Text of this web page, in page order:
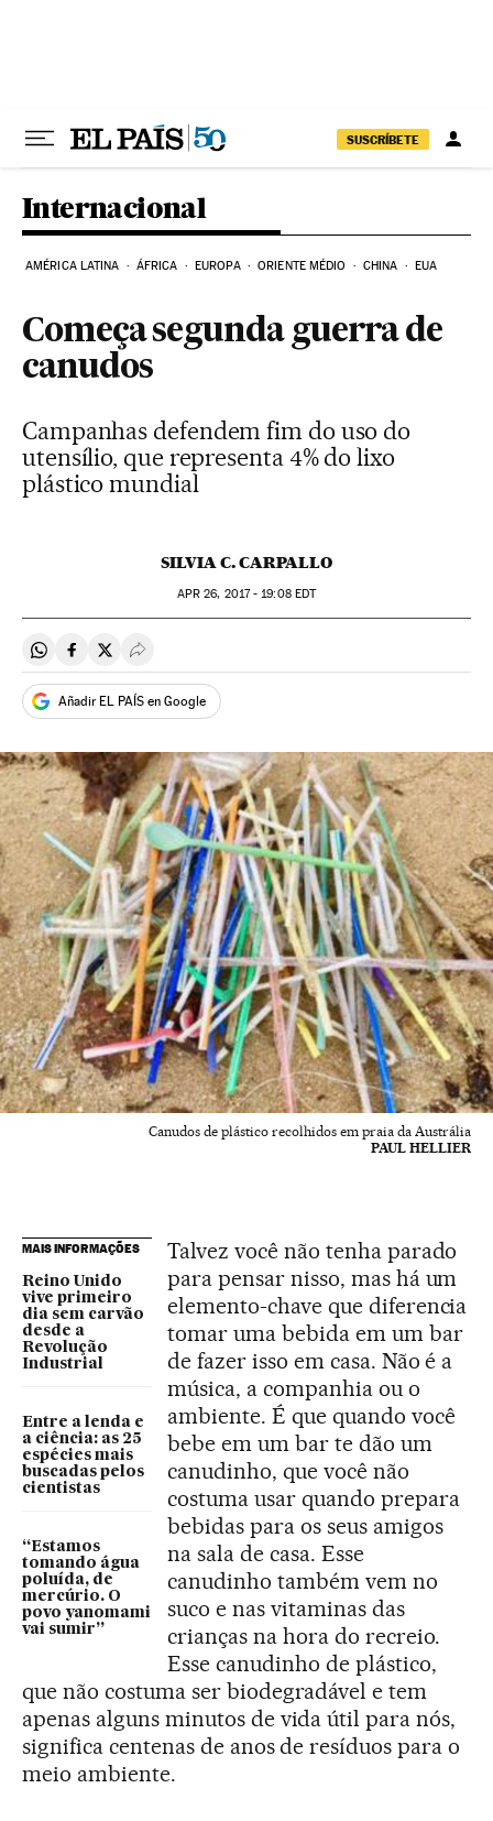
SUSCRÍBETE
Internacional
AMÉRICA LATINA ÁFRICA EUROPA ORIENTE MÉDIO CHINA EUA
Começa segunda guerra de
canudos
Campanhas defendem fim do uso do
utensílio, que representa 4% do lixo
plástico mundial
SILVIA C. CARPALLO
APR 26, 2017 - 19:08EDT
Compartir en Whatsapp
Compartir en Facebook
Compartir en Twitter
Desplegar Redes Sociales
Añadir EL PAÍS en Google
Canudos de plástico recolhidos em praia da Austrália
PAUL HELLIER
MAIS INFORMAÇÕES
Reino Unido
vive primeiro
dia sem carvão
desde a
Revolução
Industrial
Entre a lenda e
a ciência: as 25
espécies mais
buscadas pelos
cientistas
“Estamos
tomando água
poluída, de
mercúrio. O
povo yanomami
vai sumir”
Talvez você não tenha parado
para pensar nisso, mas há um
elemento-chave que diferencia
tomar uma bebida em um bar
de fazer isso em casa. Não é a
música, a companhia ou o
ambiente. É que quando você
bebe em um bar te dão um
canudinho, que você não
costuma usar quando prepara
bebidas para os seus amigos
na sala de casa. Esse
canudinho também vem no
suco e nas vitaminas das
crianças na hora do recreio.
Esse canudinho de plástico,
que não costuma ser biodegradável e tem
apenas alguns minutos de vida útil para nós,
significa centenas de anos de resíduos para o
meio ambiente.